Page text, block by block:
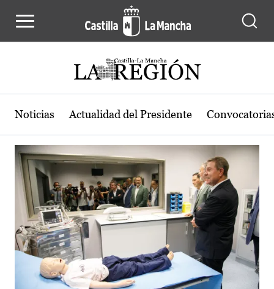
Actualidad de la región de Castilla-
Noticias Actualidad del Presidente